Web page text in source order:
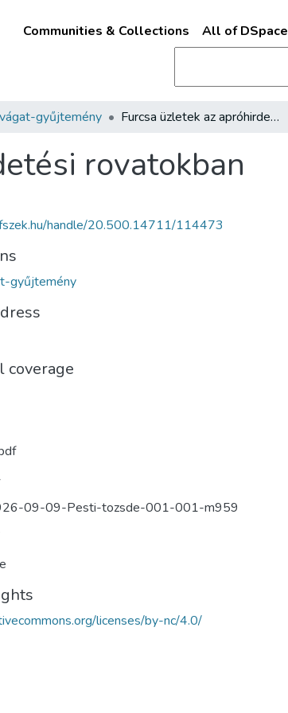
Communities & Collections All of DSpace
gyűjtemény Furcsa üzletek az apróhirdetési rovatokban
rovatokban
handle/20.500.14711/114473
gyűjtemény
coverage
09-09-Pesti-tozsde-001-001-m959
licenses/by-nc/4.0/